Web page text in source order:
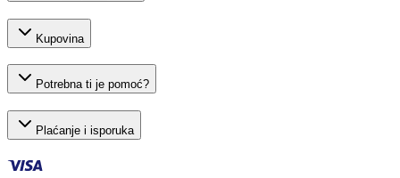
Kupovina
Potrebna ti je pomoć?
Plaćanje i isporuka